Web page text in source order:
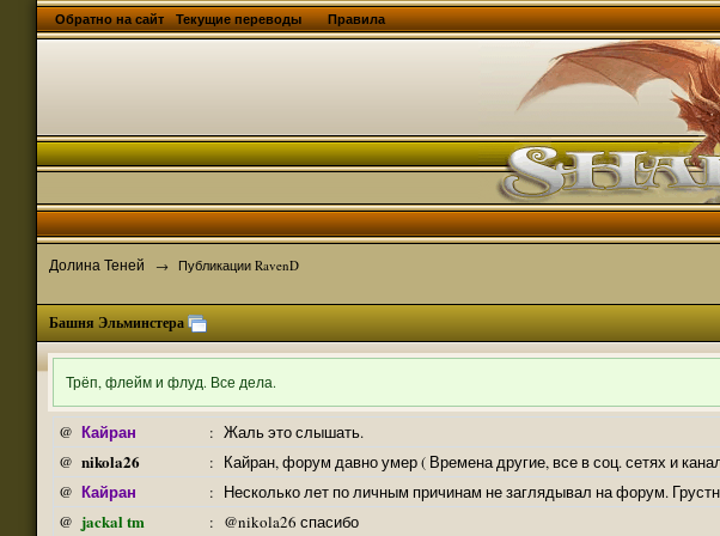
Обратно на сайт Текущие переводы Правила
Долина Теней → Публикации RavenD
Башня Эльминстера
Трёп, флейм и флуд. Все дела.
@ Кайран : Жаль это слышать.
@ nikola26 : Кайран, форум давно умер ( Времена другие, все в соц. сетях и
@ Кайран : Несколько лет по личным причинам не заглядывал на форум.
@ jackal tm : @nikola26 спасибо